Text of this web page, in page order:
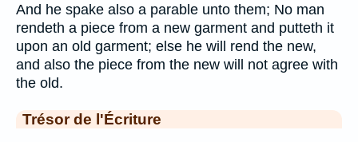
And he spake also a parable unto them; No man
rendeth a piece from a new garment and putteth it
upon an old garment; else he will rend the new,
and also the piece from the new will not agree with
the old.
Trésor de l'Écriture